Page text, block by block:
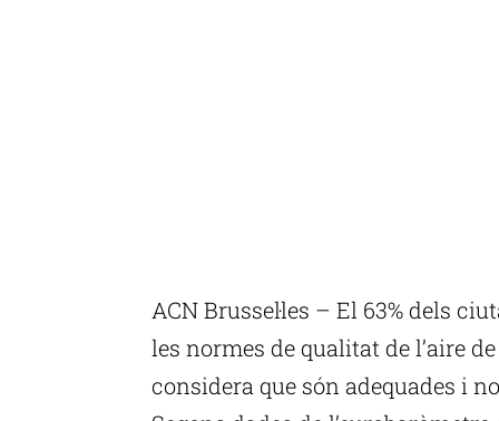
ACN Brussel·les – El 63% dels
les normes de qualitat de l’aire
considera que són adequades i